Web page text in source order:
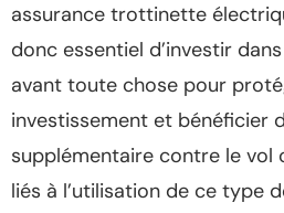
assurance trottinette
donc essentiel d’investir
avant toute chose pour
investissement et bénéficier
supplémentaire contre le vol
liés à l’utilisation de ce type